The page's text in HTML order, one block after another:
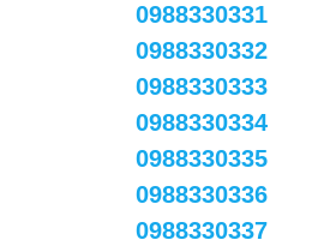
0988330331
0988330332
0988330333
0988330334
0988330335
0988330336
0988330337